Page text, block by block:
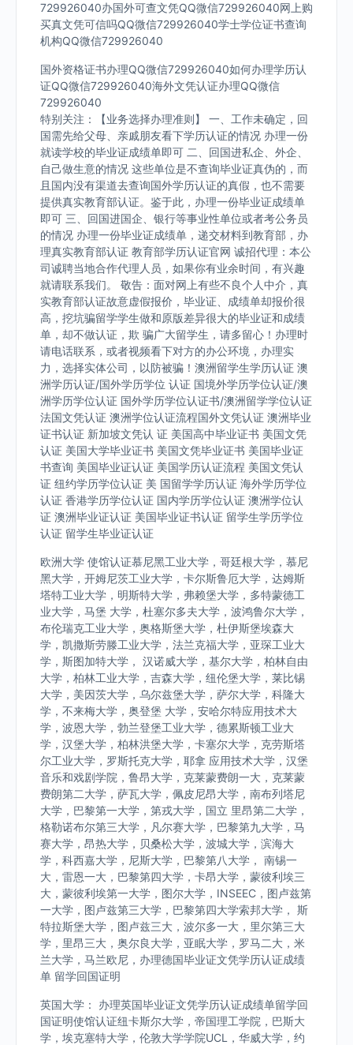
729926040办国外可查文凭QQ微信729926040网上购
买真文凭可信吗QQ微信729926040学士学位证书查询
机构QQ微信729926040
国外资格证书办理QQ微信729926040如何办理学历认
证QQ微信729926040海外文凭认证办理QQ微信
729926040
特别关注：【业务选择办理准则】 一、工作未确定，回
国需先给父母、亲戚朋友看下学历认证的情况 办理一份
就读学校的毕业证成绩单即可 二、回国进私企、外企、
自己做生意的情况 这些单位是不查询毕业证真伪的，而
且国内没有渠道去查询国外学历认证的真假，也不需要
提供真实教育部认证。鉴于此，办理一份毕业证成绩单
即可 三、回国进国企、银行等事业性单位或者考公务员
的情况 办理一份毕业证成绩单，递交材料到教育部，办
理真实教育部认证 教育部学历认证官网 诚招代理：本公
司诚聘当地合作代理人员，如果你有业余时间，有兴趣
就请联系我们。 敬告：面对网上有些不良个人中介，真
实教育部认证故意虚假报价，毕业证、成绩单却报价很
高，挖坑骗留学学生做和原版差异很大的毕业证和成绩
单，却不做认证，欺 骗广大留学生，请多留心！办理时
请电话联系，或者视频看下对方的办公环境，办理实
力，选择实体公司，以防被骗！澳洲留学生学历认证 澳
洲学历认证/国外学历学位 认证 国境外学历学位认证/澳
洲学历学位认证 国外学历学位认证书/澳洲留学学位认证
法国文凭认证 澳洲学位认证流程国外文凭认证 澳洲毕业
证书认证 新加坡文凭认 证 美国高中毕业证书 美国文凭
认证 美国大学毕业证书 美国文凭毕业证书 美国毕业证
书查询 美国毕业证认证 美国学历认证流程 美国文凭认
证 纽约学历学位认证 美 国留学学历认证 海外学历学位
认证 香港学历学位认证 国内学历学位认证 澳洲学位认
证 澳洲毕业证认证 美国毕业证书认证 留学生学历学位
认证 留学生毕业证认证
欧洲大学 使馆认证慕尼黑工业大学，哥廷根大学，慕尼
黑大学，开姆尼茨工业大学，卡尔斯鲁厄大学，达姆斯
塔特工业大学，明斯特大学，弗赖堡大学，多特蒙德工
业大学，马堡 大学，杜塞尔多夫大学，波鸿鲁尔大学，
布伦瑞克工业大学，奥格斯堡大学，杜伊斯堡埃森大
学，凯撒斯劳滕工业大学，法兰克福大学，亚琛工业大
学，斯图加特大学， 汉诺威大学，基尔大学，柏林自由
大学，柏林工业大学，吉森大学，纽伦堡大学，莱比锡
大学，美因茨大学，乌尔兹堡大学，萨尔大学，科隆大
学，不来梅大学，奥登堡 大学，安哈尔特应用技术大
学，波恩大学，勃兰登堡工业大学，德累斯顿工业大
学，汉堡大学，柏林洪堡大学，卡塞尔大学，克劳斯塔
尔工业大学，罗斯托克大学，耶拿 应用技术大学，汉堡
音乐和戏剧学院，鲁昂大学，克莱蒙费朗一大，克莱蒙
费朗第二大学，萨瓦大学，佩皮尼昂大学，南布列塔尼
大学，巴黎第一大学，第戎大学，国立 里昂第二大学，
格勒诺布尔第三大学，凡尔赛大学，巴黎第九大学，马
赛大学，昂热大学，贝桑松大学，波城大学，滨海大
学，科西嘉大学，尼斯大学，巴黎第八大学， 南锡一
大，雷恩一大，巴黎第四大学，卡昂大学，蒙彼利埃三
大，蒙彼利埃第一大学，图尔大学，INSEEC，图卢兹第
一大学，图卢兹第三大学，巴黎第四大学索邦大学， 斯
特拉斯堡大学，图卢兹三大，波尔多一大，里尔第三大
学，里昂三大，奥尔良大学，亚眠大学，罗马二大，米
兰大学，马兰欧尼，办理德国毕业证文凭学历认证成绩
单 留学回国证明
英国大学： 办理英国毕业证文凭学历认证成绩单留学回
国证明使馆认证纽卡斯尔大学，帝国理工学院，巴斯大
学，埃克塞特大学，伦敦大学学院UCL，华威大学，约